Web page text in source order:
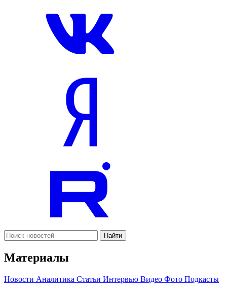
Найти
Материалы
Новости Аналитика Статьи Интервью Видео Фото Подкасты